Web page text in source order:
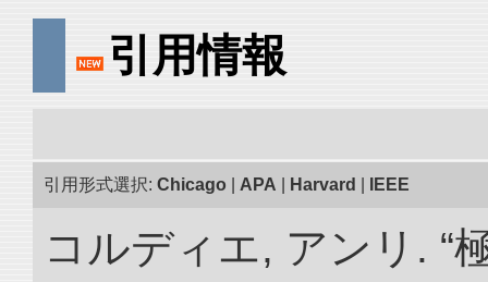
引用情報
引用形式選択: Chicago APA Harvard IEEE
コルディエ, アンリ. “